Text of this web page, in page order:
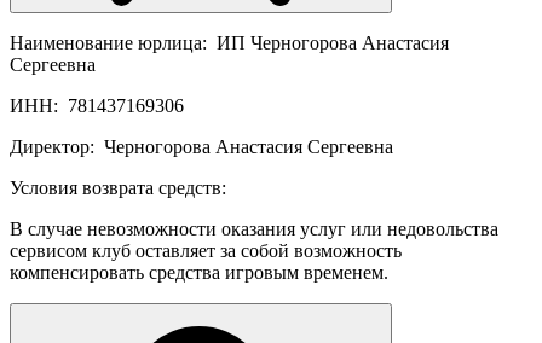
Наименование юрлица: ИП Черногорова Анастасия
Сергеевна
ИНН: 781437169306
Директор: Черногорова Анастасия Сергеевна
Условия возврата средств:
В случае невозможности оказания услуг или недовольства
сервисом клуб оставляет за собой возможность
компенсировать средства игровым временем.